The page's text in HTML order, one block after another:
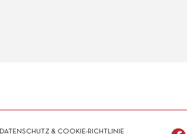
DATENSCHUTZ & COOKIE-RICHTLINIE